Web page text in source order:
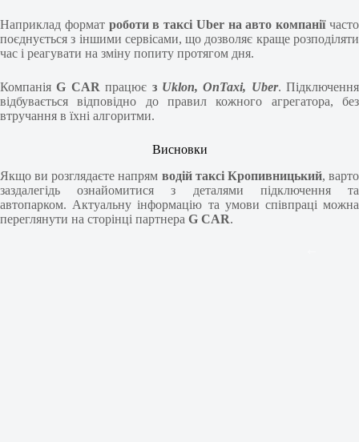
Наприклад формат роботи в таксі Uber на авто компаніїчасто
поєднується з іншими сервісами, що дозволяє краще розподіляти
час і реагувати на зміну попиту протягом дня.
КомпаніяG CARпрацює з Uklon, OnTaxi, Uber. Підключення
відбувається відповідно до правил кожного агрегатора, без
втручання в їхні алгоритми.
Висновки
Якщо ви розглядаєте напрям водій таксі Кропивницький, варто
заздалегідь ознайомитися з деталями підключення та
автопарком. Актуальну інформацію та умови співпраці можна
переглянути на сторінці партнера G CAR.